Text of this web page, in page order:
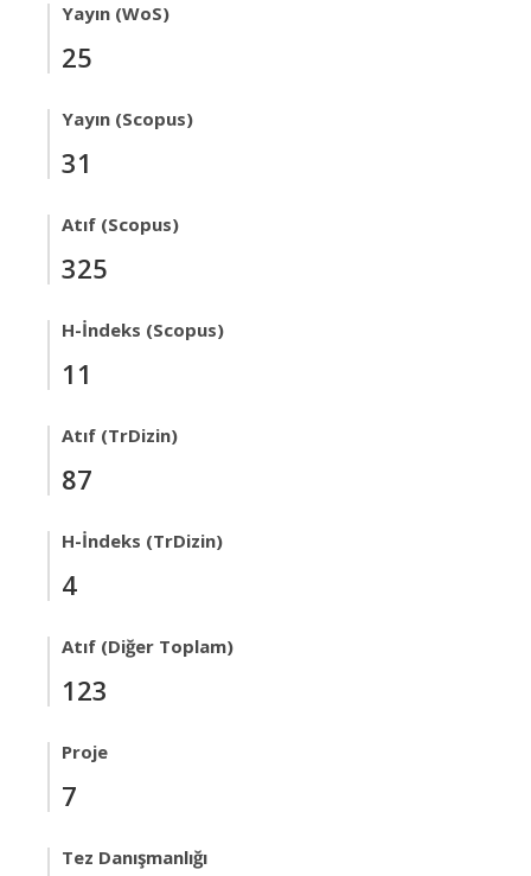
Yayın (WoS)
25
Yayın (Scopus)
31
Atıf (Scopus)
325
H-İndeks (Scopus)
11
Atıf (TrDizin)
87
H-İndeks (TrDizin)
4
Atıf (Diğer Toplam)
123
Proje
7
Tez Danışmanlığı